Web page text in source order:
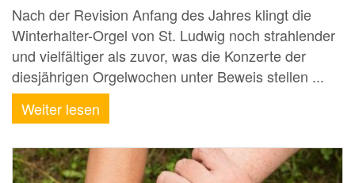
Nach der Revision Anfang des Jahres klingt die
Winterhalter-Orgel von St. Ludwig noch strahlender
und vielfältiger als zuvor, was die Konzerte der
diesjährigen Orgelwochen unter Beweis stellen ...
Weiter lesen